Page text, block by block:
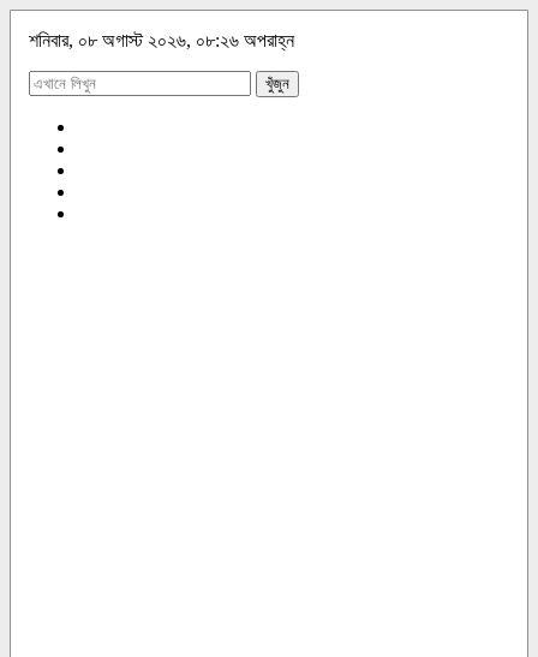
শনিবার, ০৮ অগাস্ট ২০২৬, ০৮:২৬ অপরাহ্ন
খুঁজুন